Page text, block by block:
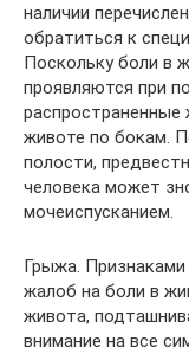
наличии
обратиться к
Поскольку боли в
проявляются при
животе по бокам.
полости,
человека может
мочеиспусканием.
Грыжа.
жалоб на боли в
живота,
внимание на все